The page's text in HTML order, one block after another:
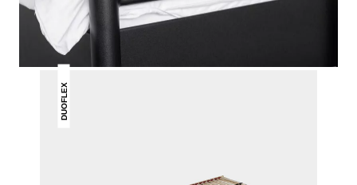
GEFALLEN
DUOFLEX